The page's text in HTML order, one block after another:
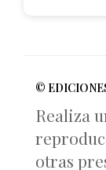
©
Realiza
otras